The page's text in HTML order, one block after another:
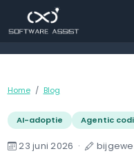
Home Blog
AI-adoptie Agentic
23 juni 2026 ·